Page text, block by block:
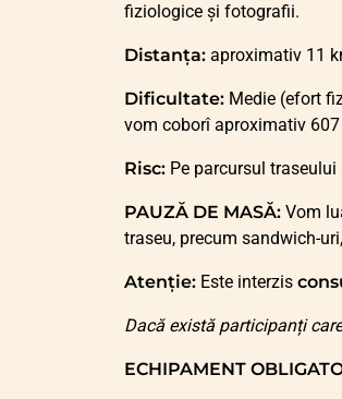
fiziologice și fotografii.
Distanța: aproximativ 11
Dificultate: Medie (efort
vom coborî aproximativ
Risc: Pe parcursul
PAUZĂ DE MASĂ: Vom
traseu, precum sandwich-
Atenție: Este interzis
Dacă există participanți
ECHIPAMENT